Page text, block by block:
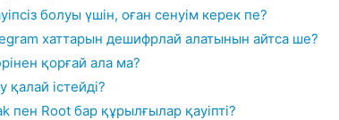
болуы үшін, оған сенуім керек пе?
хаттарын дешифрлай алатынын айтса ше?
қорғай ала ма?
қалай істейді?
пен Root бар құрылғылар қауіпті?